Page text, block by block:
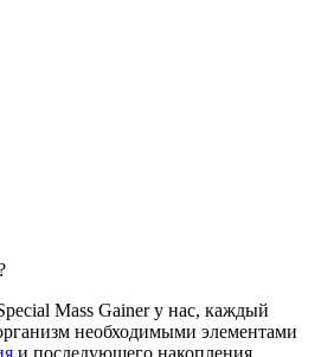
Mass Gainer у нас, каждый
необходимыми элементами